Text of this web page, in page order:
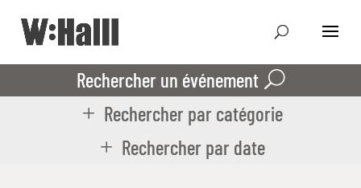
Rechercher un événement
Rechercher par catégorie
Rechercher par date